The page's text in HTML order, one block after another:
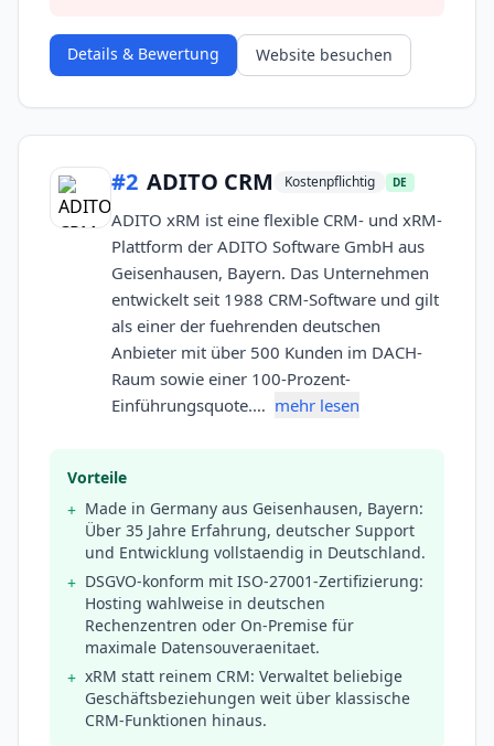
Details & Bewertung Website besuchen
#2 ADITO CRM Kostenpflichtig DE
ADITO xRM ist eine flexible CRM- und xRM-
Plattform der ADITO Software GmbH aus
Geisenhausen, Bayern. Das Unternehmen
entwickelt seit 1988 CRM-Software und gilt
als einer der fuehrenden deutschen
Anbieter mit über 500 Kunden im DACH-
Raum sowie einer 100-Prozent-
Einführungsquote.… mehr lesen
Vorteile
+ Made in Germany aus Geisenhausen, Bayern:
Über 35 Jahre Erfahrung, deutscher Support
und Entwicklung vollstaendig in Deutschland.
+ DSGVO-konform mit ISO-27001-Zertifizierung:
Hosting wahlweise in deutschen
Rechenzentren oder On-Premise für
maximale Datensouveraenitaet.
+ xRM statt reinem CRM: Verwaltet beliebige
Geschäftsbeziehungen weit über klassische
CRM-Funktionen hinaus.